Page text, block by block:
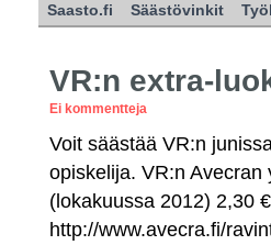
Saasto.fi Säästövinkit
VR:n extra-
Ei kommentteja
Voit säästää VR:n
opiskelija. VR:n
(lokakuussa 2012) 2,30
http://www.avecra.fi/